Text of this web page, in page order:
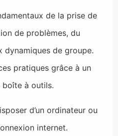
de la prise de
de problèmes, du
dynamiques de groupe.
pratiques grâce à un
boîte à outils.
d’un ordinateur ou
internet.